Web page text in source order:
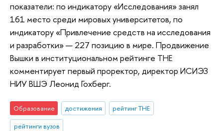
показатели: по индикатору «Исследования» занял
161 место среди мировых университетов, по
индикатору «Привлечение средств на исследования
и разработки» — 227 позицию в мире. Продвижение
Вышки в институциональном рейтинге THE
комментирует первый проректор, директор ИСИЭЗ
НИУ ВШЭ Леонид Гохберг.
Образование достижения
рейтинг THE
рейтинги вузов